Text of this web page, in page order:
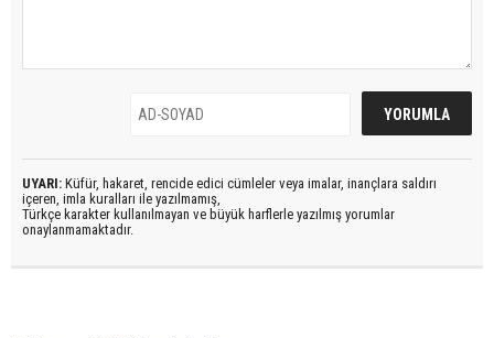
UYARI: Küfür, hakaret, rencide edici cümleler veya imalar, inançlara saldırı
içeren, imla kuralları ile yazılmamış,
Türkçe karakter kullanılmayan ve büyük harflerle yazılmış yorumlar
onaylanmamaktadır.